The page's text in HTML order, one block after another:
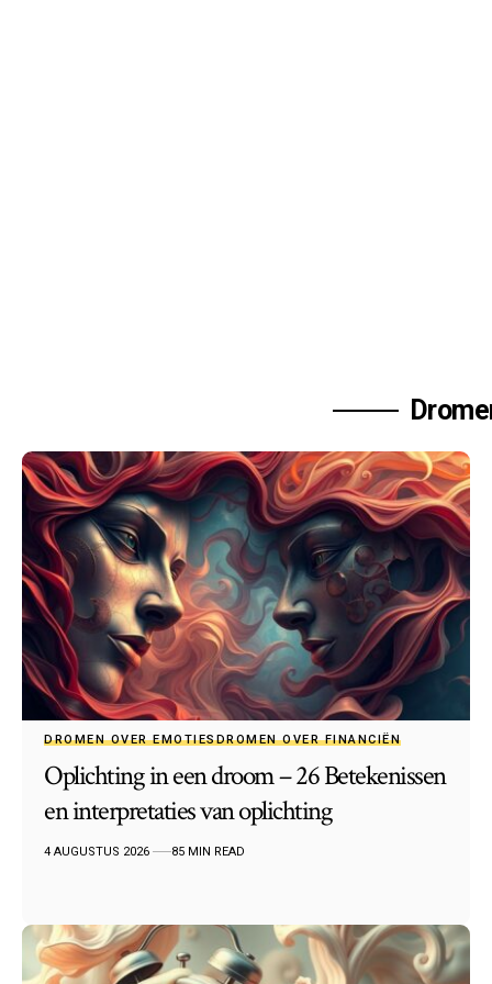
DROMEN OVER EMOTIESDROMEN OVER FINANCIËN
Oplichting in een droom – 26 Betekenissen
en interpretaties van oplichting
4 AUGUSTUS 2026 85 MIN READ